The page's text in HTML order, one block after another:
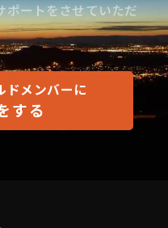
ポートをさせていただ
ドメンバーに
する